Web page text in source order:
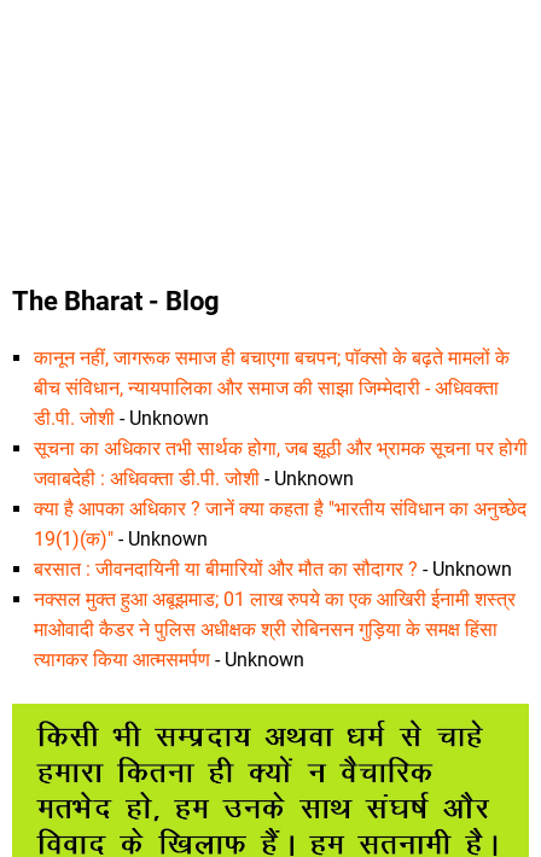
The Bharat - Blog
कानून नहीं, जागरूक समाज ही बचाएगा बचपन; पॉक्सो के बढ़ते मामलों के
बीच संविधान, न्यायपालिका और समाज की साझा जिम्मेदारी - अधिवक्ता
डी.पी. जोशी - Unknown
सूचना का अधिकार तभी सार्थक होगा, जब झूठी और भ्रामक सूचना पर होगी
जवाबदेही : अधिवक्ता डी.पी. जोशी - Unknown
क्या है आपका अधिकार ? जानें क्या कहता है "भारतीय संविधान का अनुच्छेद
19(1)(क)" - Unknown
बरसात : जीवनदायिनी या बीमारियों और मौत का सौदागर ? - Unknown
नक्सल मुक्त हुआ अबूझमाड; 01 लाख रुपये का एक आखिरी ईनामी शस्त्र
माओवादी कैडर ने पुलिस अधीक्षक श्री रोबिनसन गुड़िया के समक्ष हिंसा
त्यागकर किया आत्मसमर्पण - Unknown